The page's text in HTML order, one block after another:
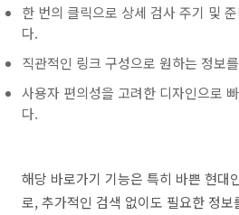
한 번의 클릭으로 상세 검사 주기 및
다.
직관적인 링크 구성으로 원하는 정보
사용자 편의성을 고려한 디자인으로
다.
해당 바로가기 기능은 특히 바쁜 현대
로, 추가적인 검색 없이도 필요한 정보